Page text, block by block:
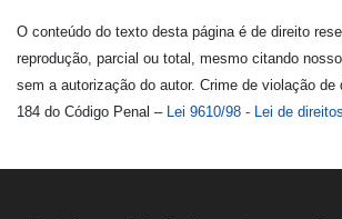
O conteúdo do texto desta página é de direito
reprodução, parcial ou total, mesmo citando
sem a autorização do autor. Crime de violação de
184 do Código Penal – Lei 9610/98 - Lei de